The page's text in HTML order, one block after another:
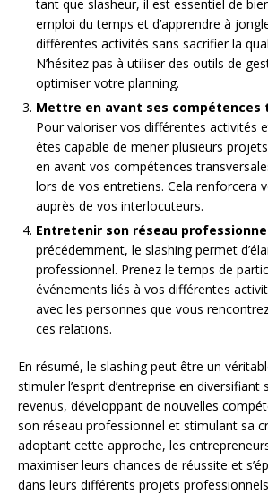
tant que slasheur, il est essentiel de
emploi du temps et d’apprendre à
différentes activités sans sacrifier la
N’hésitez pas à utiliser des outils de
optimiser votre planning.
Mettre en avant ses compétences
Pour valoriser vos différentes activités
êtes capable de mener plusieurs
en avant vos compétences
lors de vos entretiens. Cela renforcera
auprès de vos interlocuteurs.
Entretenir son réseau
précédemment, le slashing permet
professionnel. Prenez le temps de
événements liés à vos différentes
avec les personnes que vous
ces relations.
En résumé, le slashing peut être un
stimuler l’esprit d’entreprise en diversifiant
revenus, développant de nouvelles
son réseau professionnel et stimulant sa
adoptant cette approche, les
maximiser leurs chances de réussite et
dans leurs différents projets